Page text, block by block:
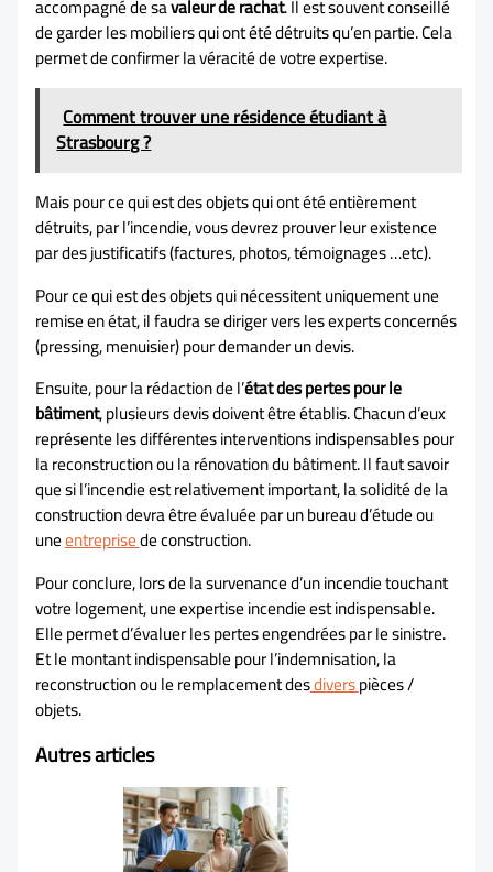
accompagné de savaleur de rachat. Il est souvent conseillé
de garder les mobiliers qui ont été détruits qu’en partie. Cela
permet de confirmer la véracité de votre expertise.
Comment trouver une résidence étudiant à
Strasbourg ?
Mais pour ce qui est des objets qui ont été entièrement
détruits, par l’incendie, vous devrez prouver leur existence
par des justificatifs (factures, photos, témoignages …etc).
Pour ce qui est des objets qui nécessitent uniquement une
remise en état, il faudra se diriger vers les experts concernés
(pressing, menuisier) pour demander un devis.
Ensuite, pour la rédaction de l’état des pertes pour le
bâtiment, plusieurs devis doivent être établis. Chacun d’eux
représente les différentes interventions indispensables pour
la reconstruction ou la rénovation du bâtiment. Il faut savoir
que si l’incendie est relativement important, la solidité de la
construction devra être évaluée par un bureau d’étude ou
uneentreprisede construction.
Pour conclure, lors de la survenance d’un incendie touchant
votre logement, une expertise incendie est indispensable.
Elle permet d’évaluer les pertes engendrées par le sinistre.
Et le montant indispensable pour l’indemnisation, la
reconstruction ou le remplacement desdiverspièces /
objets.
Autres articles